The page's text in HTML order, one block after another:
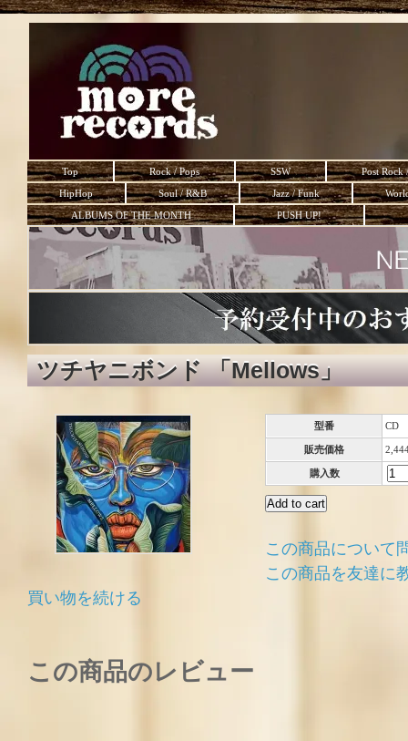
Top Rock / Pops SSW
Post Rock
HipHop
Soul / R&B Jazz / Funk
ALBUMS OF THE MONTH
PUSH UP!
ツチヤニボンド 「Mellows」
型番 CD
販売価格
購入数
この商品について
この商品を友達に
買い物を続ける
この商品のレビュー